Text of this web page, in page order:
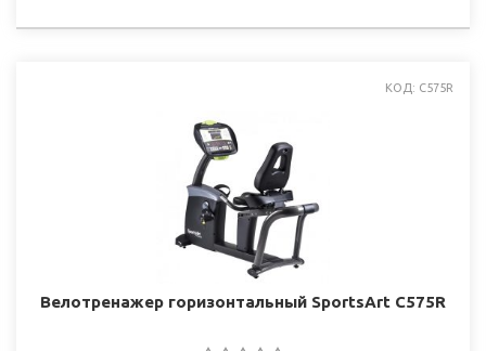
КОД: C575R
Велотренажер горизонтальный SportsArt C575R